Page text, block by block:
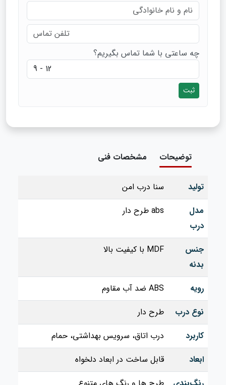
چه ساعتی با شما تماس بگیریم؟
ثبت
توضیحات مشخصات فنی
تولید
سنا درب امن
مدل
درب
abs طرح دار
جنس
بدنه
MDF با کیفیت بالا
رویه
ABS ضد آب مقاوم
نوع درب
طرح‌ دار
کاربرد
درب اتاق، سرویس بهداشتی، حمام
ابعاد
قابل ساخت در ابعاد دلخواه